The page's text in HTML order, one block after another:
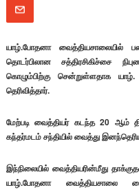
யாழ்.போதனா வைத்தியசாலையில்
தொடர்பிலான சத்திரசிகிச்சை
கொழும்பிற்கு சென்றுள்ளதாக
தெரிவித்தார்.
மேற்படி வைத்தியர் கடந்த 20 ஆம்
கந்தர்மடம் சந்தியில் வைத்து
இந்நிலையில் வைத்தியரின்மீது
யாழ்.போதனா வைத்தியசாலை